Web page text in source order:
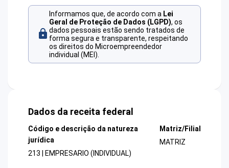
Informamos que, de acordo com a Lei
Geral de Proteção de Dados (LGPD), os
dados pessoais estão sendo tratados de
forma segura e transparente, respeitando
os direitos do Microempreendedor
individual (MEI).
Dados da receita federal
Código e descrição da natureza
jurídica
213 | EMPRESARIO (INDIVIDUAL)
Matriz/Filial
MATRIZ